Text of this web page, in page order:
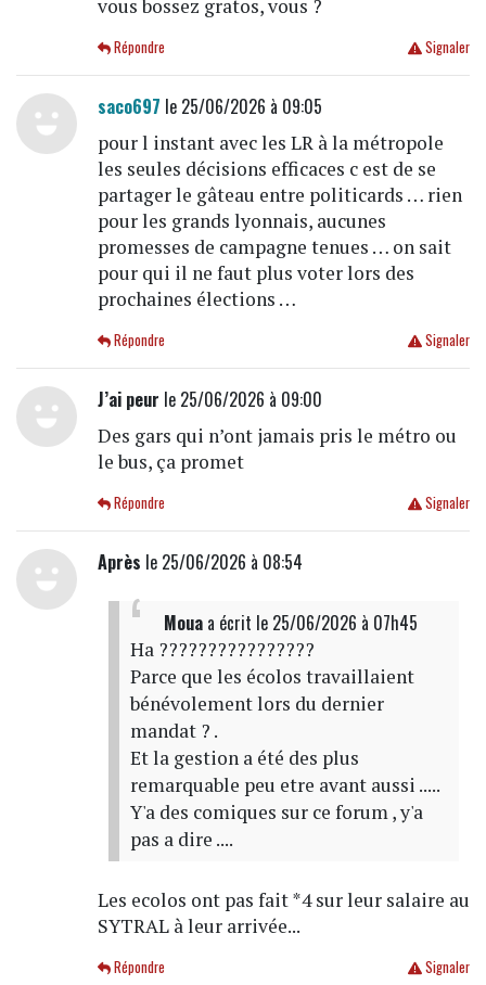
vous bossez gratos, vous ?
Signaler
Répondre
saco697 le 25/06/2026 à 09:05
pour l instant avec les LR à la métropole
les seules décisions efficaces c est de se
partager le gâteau entre politicards … rien
pour les grands lyonnais, aucunes
promesses de campagne tenues … on sait
pour qui il ne faut plus voter lors des
prochaines élections …
Signaler
Répondre
J’ai peur le 25/06/2026 à 09:00
Des gars qui n’ont jamais pris le métro ou
le bus, ça promet
Signaler
Répondre
Après le 25/06/2026 à 08:54
Mouaa écrit le 25/06/2026 à 07h45
Ha ????????????????
Parce que les écolos travaillaient
bénévolement lors du dernier
mandat ? .
Et la gestion a été des plus
remarquable peu etre avant aussi .....
Y'a des comiques sur ce forum , y'a
pas a dire ....
Les ecolos ont pas fait *4 sur leur salaire au
SYTRAL à leur arrivée...
Signaler
Répondre